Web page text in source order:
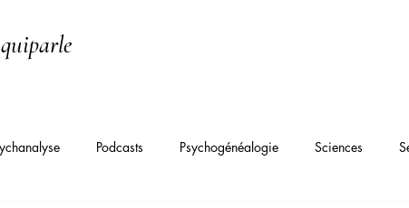
Podcasts Psychogénéalogie Sciences